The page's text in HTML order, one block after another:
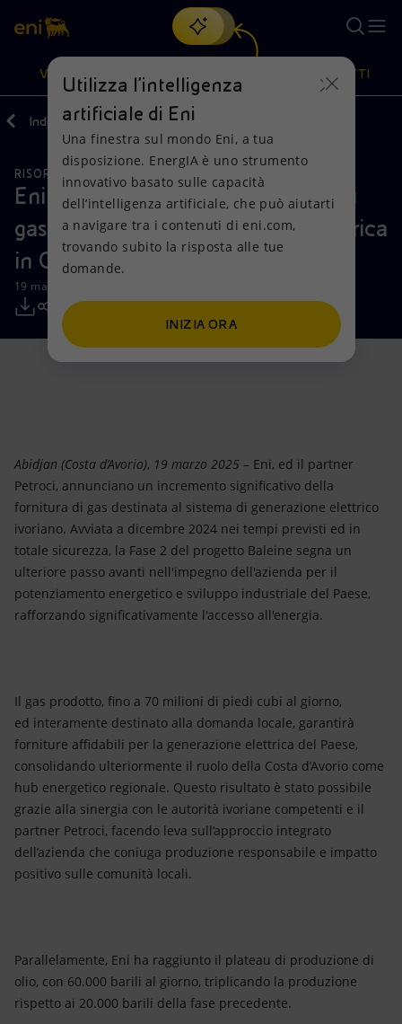
Cerca
scopri EnergIA, la nostra nuova soluzione di intelligenza
artificiale.
VISIONE
Visione
Mission e valori
Persone e Partnership
Net Zero
Modello satellitare
Scenari energetici
Azioni
Diversificazione energetica
Tecnologie per la transizione
Collaborazioni per l'innovazione
Attività nel mondo
PRODOTTI
Prodotti
Casa
Imprese
Mobilità
Indietro Media Comunicati Stampa
RISORSE NATURALI
Eni avvia l’incremento dei volumi di
gas destinati alla generazione elettrica
in Costa d’Avorio
19 marzo 2025 - 12:30 CET
Abidjan (Costa d’Avorio), 19 marzo 2025 – Eni, ed il partner
Petroci, annunciano un incremento significativo della
fornitura di gas destinata al sistema di generazione elettrico
ivoriano. Avviata a dicembre 2024 nei tempi previsti ed in
totale sicurezza, la Fase 2 del progetto Baleine segna un
ulteriore passo avanti nell'impegno dell'azienda per il
potenziamento energetico e sviluppo industriale del Paese,
rafforzando significativamente l'accesso all'energia.
Il gas prodotto, fino a 70 milioni di piedi cubi al giorno,
ed interamente destinato alla domanda locale, garantirà
forniture affidabili per la generazione elettrica del Paese,
consolidando ulteriormente il ruolo della Costa d’Avorio come
hub energetico regionale. Questo risultato è stato possibile
grazie alla sinergia con le autorità ivoriane competenti e il
partner Petroci, facendo leva sull’approccio integrato
dell’azienda che coniuga produzione responsabile e impatto
positivo sulle comunità locali.
Parallelamente, Eni ha raggiunto il plateau di produzione di
olio, con 60.000 barili al giorno, triplicando la produzione
rispetto ai 20.000 barili della fase precedente.
Utilizza l'intelligenza
artificiale di Eni
Una finestra sul mondo Eni, a tua
disposizione. EnergIA è uno strumento
innovativo basato sulle capacità
dell’intelligenza artificiale, che può aiutarti
a navigare tra i contenuti di eni.com,
trovando subito la risposta alle tue
domande.
INIZIA ORA